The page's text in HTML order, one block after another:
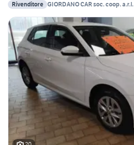
Rivenditore GIORDANO CAR soc. coop. a.r.l.